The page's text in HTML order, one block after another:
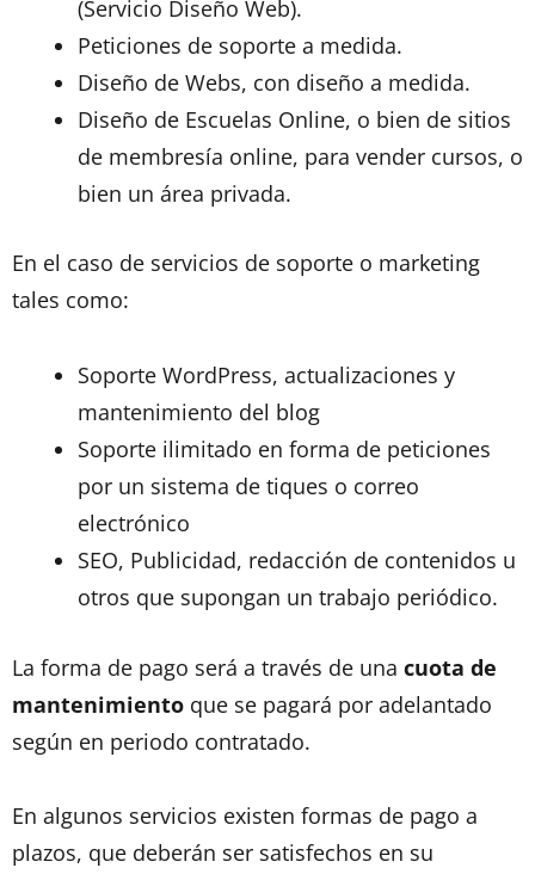
(Servicio Diseño Web).
Peticiones de soporte a medida.
Diseño de Webs, con diseño a medida.
Diseño de Escuelas Online, o bien de sitios
de membresía online, para vender cursos, o
bien un área privada.
En el caso de servicios de soporte o marketing
tales como:
Soporte WordPress, actualizaciones y
mantenimiento del blog
Soporte ilimitado en forma de peticiones
por un sistema de tiques o correo
electrónico
SEO, Publicidad, redacción de contenidos u
otros que supongan un trabajo periódico.
La forma de pago será a través de una cuota de
mantenimiento que se pagará por adelantado
según en periodo contratado.
En algunos servicios existen formas de pago a
plazos, que deberán ser satisfechos en su